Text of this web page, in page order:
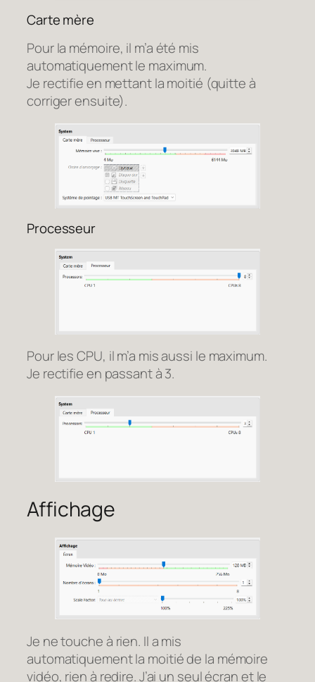
Carte mère
Pour la mémoire, il m’a été mis
automatiquement le maximum.
Je rectifie en mettant la moitié (quitte à
corriger ensuite).
Processeur
Pour les CPU, il m’a mis aussi le maximum.
Je rectifie en passant à 3.
Affichage
Je ne touche à rien. Il a mis
automatiquement la moitié de la mémoire
vidéo, rien à redire. J’ai un seul écran et le